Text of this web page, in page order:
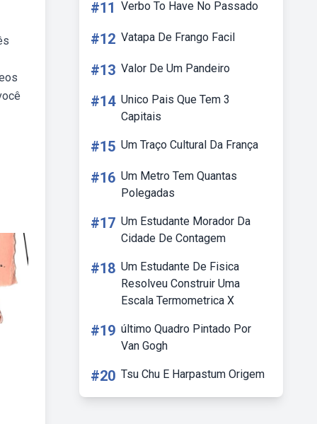
#11 Verbo To Have No Passado
#12 Vatapa De Frango Facil
#13 Valor De Um Pandeiro
#14 Unico Pais Que Tem 3
Capitais
#15 Um Traço Cultural Da França
#16 Um Metro Tem Quantas
Polegadas
#17 Um Estudante Morador Da
Cidade De Contagem
#18 Um Estudante De Fisica
Resolveu Construir Uma
Escala Termometrica X
#19 último Quadro Pintado Por
Van Gogh
#20 Tsu Chu E Harpastum Origem